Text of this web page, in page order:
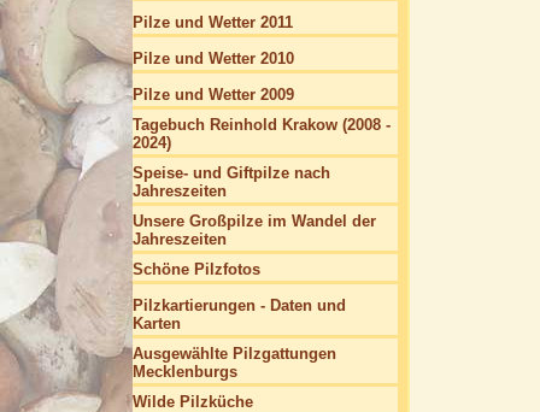
Pilze und Wetter 2011
Pilze und Wetter 2010
Pilze und Wetter 2009
Tagebuch Reinhold Krakow (2008 -
2024)
Speise- und Giftpilze nach
Jahreszeiten
Unsere Großpilze im Wandel der
Jahreszeiten
Schöne Pilzfotos
Pilzkartierungen - Daten und
Karten
Ausgewählte Pilzgattungen
Mecklenburgs
Wilde Pilzküche